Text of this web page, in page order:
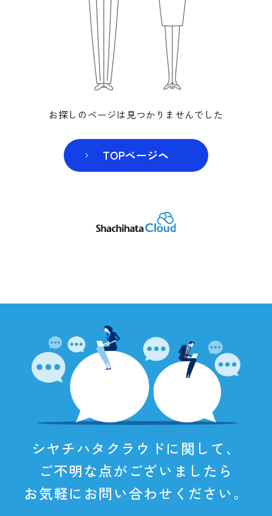
お探しのページは見つかりませんでした
TOPページヘ
シヤチハタクラウドに関して、
ご不明な点がございましたら
お気軽にお問い合わせください。